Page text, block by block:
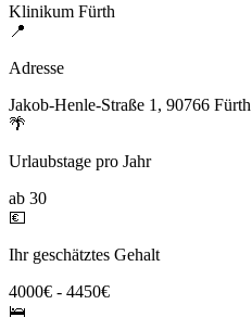
Klinikum Fürth
📍
Adresse
Jakob-Henle-Straße 1, 90766 Fürth
🌴
Urlaubstage pro Jahr
ab 30
💶
Ihr geschätztes Gehalt
4000€ - 4450€
🛌